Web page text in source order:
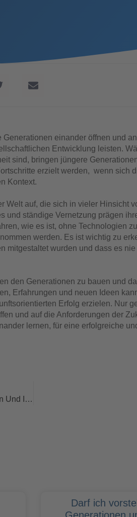
einander öffnen und
Entwicklung leisten.
sind, bringen jüngere
erzielt werden, wenn sich
Kontext.
Welt auf, die sich in vieler Hinsicht
und ständige Vernetzung prägen
wie es ist, ohne Technologien
werden. Es ist wichtig zu
mitgestaltet wurden und dass es nie
den Generationen zu bauen und
Erfahrungen und neuen Ideen
Erfolg erzielen. Nur
und auf die Anforderungen der
lernen, für eine erfolgreiche
Darf Ich Vorstellen? Unsere Generationen Und Ihre Werte. Ein Erbe, Das Uns Prägt Und Verbindet
Darf ich